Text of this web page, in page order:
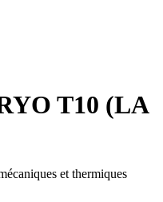
T10 (LA
et thermiques